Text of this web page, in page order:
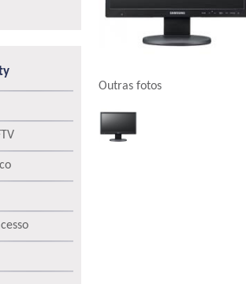
Outras fotos